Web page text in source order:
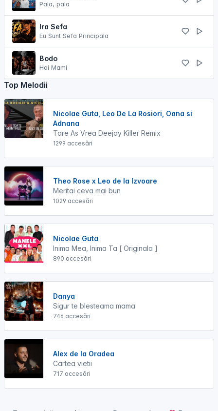
Pala, pala
Ira Sefa
Eu Sunt Sefa Principala
Bodo
Hai Mami
Top Melodii
Nicolae Guta, Leo De La Rosiori, Oana si
Adnana
Tare As Vrea Deejay Killer Remix
1299 accesări
Theo Rose x Leo de la Izvoare
Meritai ceva mai bun
1029 accesări
Nicolae Guta
Inima Mea, Inima Ta [ Originala ]
890 accesări
Danya
Sigur te blesteama mama
746 accesări
Alex de la Oradea
Cartea vietii
717 accesări